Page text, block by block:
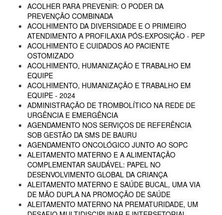
ACOLHER PARA PREVENIR: O PODER DA
PREVENÇÃO COMBINADA
ACOLHIMENTO DA DIVERSIDADE E O PRIMEIRO
ATENDIMENTO A PROFILAXIA PÓS-EXPOSIÇÃO - PEP
ACOLHIMENTO E CUIDADOS AO PACIENTE
OSTOMIZADO
ACOLHIMENTO, HUMANIZAÇÃO E TRABALHO EM
EQUIPE
ACOLHIMENTO, HUMANIZAÇÃO E TRABALHO EM
EQUIPE - 2024
ADMINISTRAÇÃO DE TROMBOLÍTICO NA REDE DE
URGÊNCIA E EMERGÊNCIA
AGENDAMENTO NOS SERVIÇOS DE REFERÊNCIA
SOB GESTÃO DA SMS DE BAURU
AGENDAMENTO ONCOLÓGICO JUNTO AO SOPC
ALEITAMENTO MATERNO E A ALIMENTAÇÃO
COMPLEMENTAR SAUDÁVEL: PAPEL NO
DESENVOLVIMENTO GLOBAL DA CRIANÇA
ALEITAMENTO MATERNO E SAÚDE BUCAL, UMA VIA
DE MÃO DUPLA NA PROMOÇÃO DE SAÚDE
ALEITAMENTO MATERNO NA PREMATURIDADE, UM